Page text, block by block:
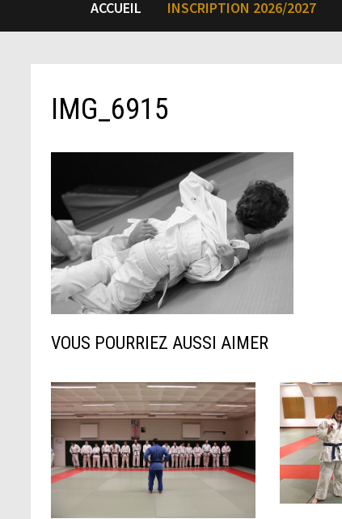
ACCUEIL INSCRIPTION 2026/2027
IMG_6915
VOUS POURRIEZ AUSSI AIMER